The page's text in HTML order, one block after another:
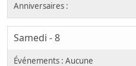
Samedi - 8